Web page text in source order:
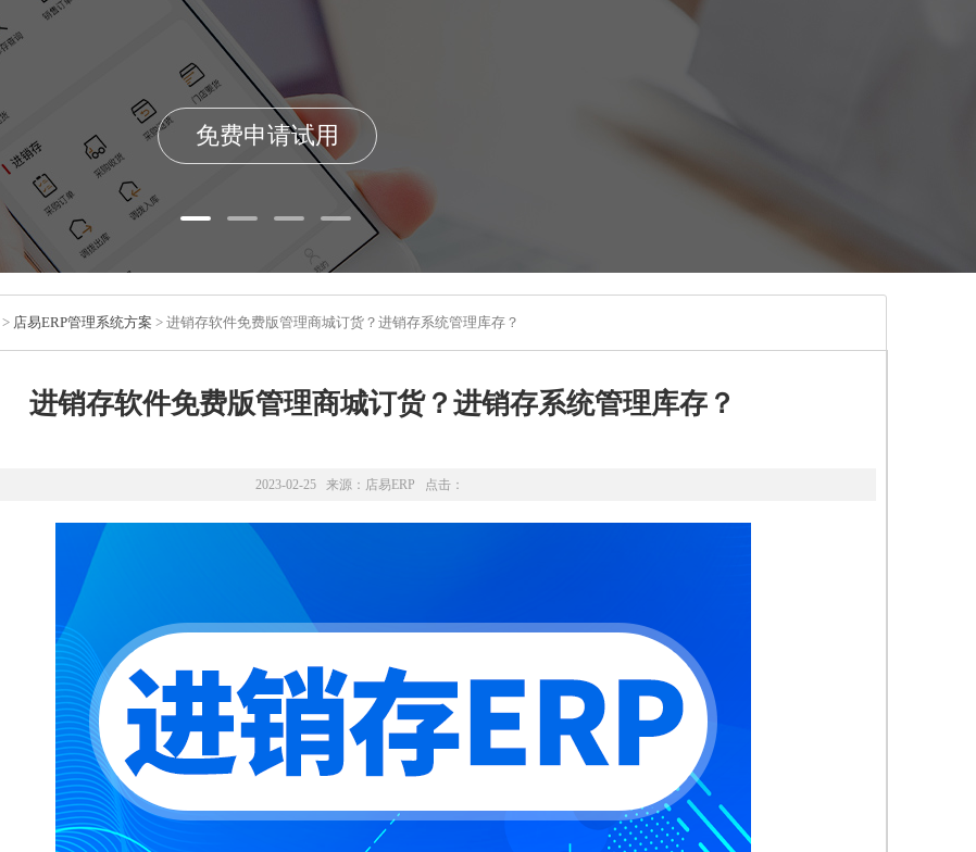
免费申请试用
> 店易ERP管理系统方案 > 进销存软件免费版管理商城订货？进销存系统管理库存？
进销存软件免费版管理商城订货？进销存系统管理库存？
2023-02-25 来源： 店易ERP 点击：